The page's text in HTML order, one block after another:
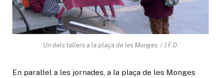
Un dels tallers a la plaça de les Monges. / J.F.D.
En paral·lel a les jornades, a la plaça de les Monges